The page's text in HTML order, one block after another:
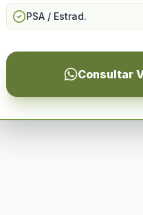
PSA / Estrad.
Consultar